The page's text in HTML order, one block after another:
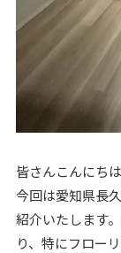
皆さんこんにち
今回は愛知県長
紹介いたします
り、特にフロー